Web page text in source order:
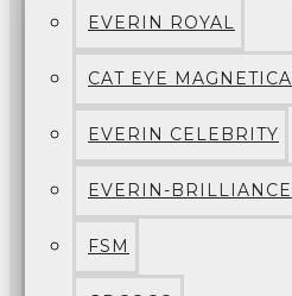
EVERIN ROYAL
CAT EYE MAGNETICA
EVERIN CELEBRITY
EVERIN-BRILLIANCE
FSM